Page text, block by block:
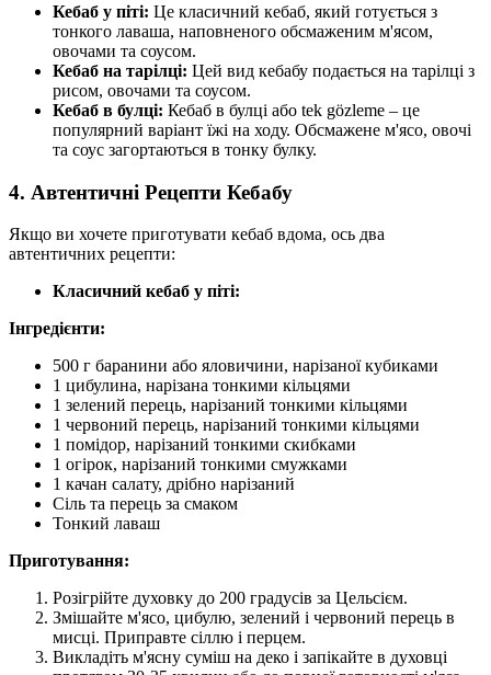
Кебаб у піті: Це класичний кебаб, який готується з
тонкого лаваша, наповненого обсмаженим м'ясом,
овочами та соусом.
Кебаб на тарілці: Цей вид кебабу подається на тарілці з
рисом, овочами та соусом.
Кебаб в булці: Кебаб в булці або tek gözleme – це
популярний варіант їжі на ходу. Обсмажене м'ясо, овочі
та соус загортаються в тонку булку.
4. Автентичні Рецепти Кебабу
Якщо ви хочете приготувати кебаб вдома, ось два
автентичних рецепти:
Класичний кебаб у піті:
Інгредієнти:
500 г баранини або яловичини, нарізаної кубиками
1 цибулина, нарізана тонкими кільцями
1 зелений перець, нарізаний тонкими кільцями
1 червоний перець, нарізаний тонкими кільцями
1 помідор, нарізаний тонкими скибками
1 огірок, нарізаний тонкими смужками
1 качан салату, дрібно нарізаний
Сіль та перець за смаком
Тонкий лаваш
Приготування:
Розігрійте духовку до 200 градусів за Цельсієм.
Змішайте м'ясо, цибулю, зелений і червоний перець в
мисці. Приправте сіллю і перцем.
Викладіть м'ясну суміш на деко і запікайте в духовці